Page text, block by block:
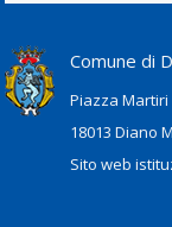
Comune di
Piazza
18013 Diano
Sito web